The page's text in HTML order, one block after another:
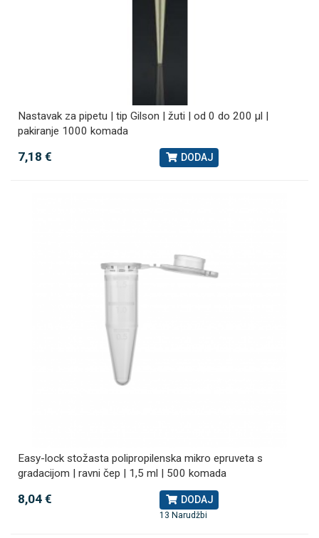
Nastavak za pipetu | tip Gilson | žuti | od 0 do 200 µl |
pakiranje 1000 komada
7,18 € DODAJ
Easy-lock stožasta polipropilenska mikro epruveta s
gradacijom | ravni čep | 1,5 ml | 500 komada
8,04 € DODAJ
13 Narudžbi